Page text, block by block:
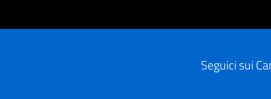
Seguici sui